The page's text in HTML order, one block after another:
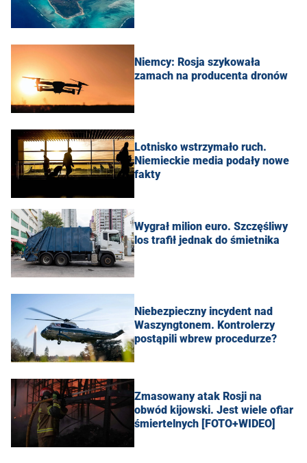
Niemcy: Rosja szykowała
zamach na producenta dronów
Lotnisko wstrzymało ruch.
Niemieckie media podały nowe
fakty
Wygrał milion euro. Szczęśliwy
los trafił jednak do śmietnika
Niebezpieczny incydent nad
Waszyngtonem. Kontrolerzy
postąpili wbrew procedurze?
Zmasowany atak Rosji na
obwód kijowski. Jest wiele ofiar
śmiertelnych [FOTO+WIDEO]